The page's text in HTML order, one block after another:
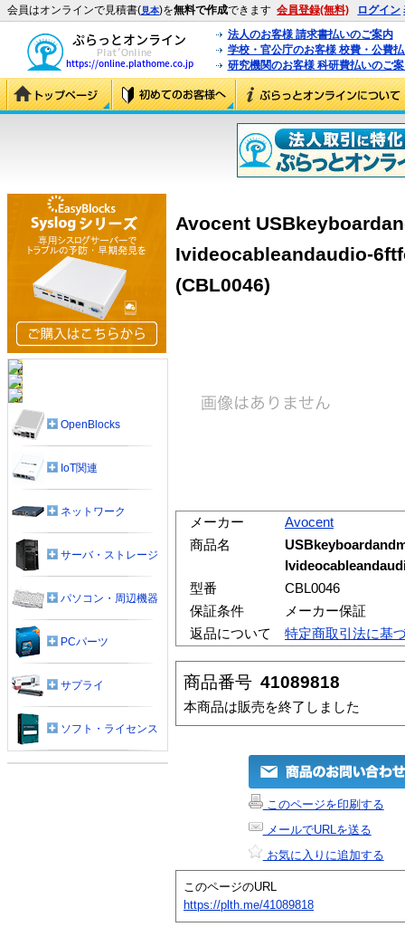
会員はオンラインで見積書(見本)を無料で作成できます 会員登録(無料) ログイン
法人のお客様 請求書払いのご案内
学校・官公庁のお客様 校費・公費
研究機関のお客様 科研費払いのご
Avocent
Ivideocableandaudio-
(CBL0046)
メーカー
Avocent
商品名
型番
CBL0046
保証条件
メーカー保証
返品について
特定商取引法に基
商品番号 41089818
本商品は販売を終了しました
このページを印刷する
メールでURLを送る
お気に入りに追加する
このページのURL
https://plth.me/41089818
OpenBlocks
IoT関連
ネットワーク
サーバ・ストレージ
パソコン・周辺機器
PCパーツ
サプライ
ソフト・ライセンス